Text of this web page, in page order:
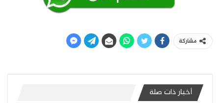
مشاركة
أخبار ذات صلة